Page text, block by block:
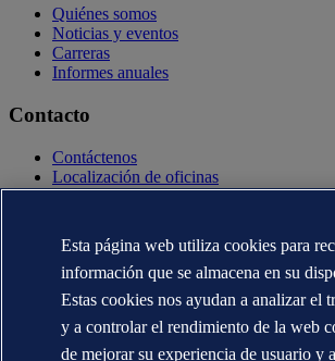
Quiénes somos
Noticias y eventos
Carreras
Informes anuales
Contacto
Contáctenos
Localización de oficinas
Contactos con la prensa
Declaración de privacidad
Términos de uso
Copyright © DNV AS 2025
Información de Cookies
Esta página web utiliza cookies para
información que se almacena en su
Estas cookies nos ayudan a analizar el
y a controlar el rendimiento de la web
de mejorar su experiencia de usuario y